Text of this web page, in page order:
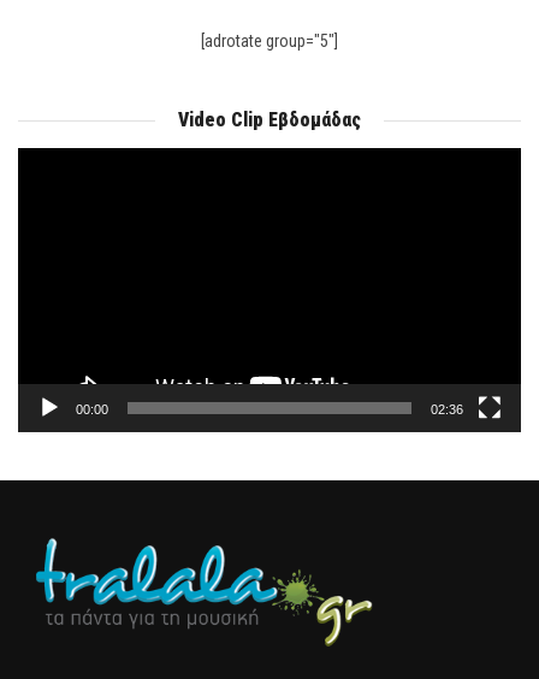
[adrotate group="5"]
Video Clip Εβδομάδας
00:00 02:36